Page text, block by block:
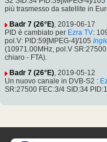
più trasmesso da satellite in
Badr 7 (26°E), 2019-06-17
PID è cambiato per Ezra TV:
pol.V: PID:59[MPEG-4]/105
(10971.00MHz, pol.V
chiaro - FTA).
Badr 7 (26°E), 2019-05-12
Un nuovo canale in DVB-S2 :
SR:27500 FEC:3/4 SID:34